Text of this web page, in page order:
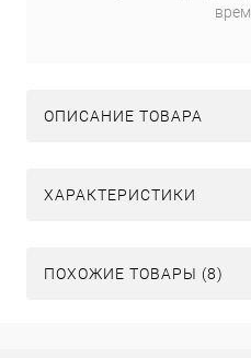
ОПИСАНИЕ ТОВАРА
ХАРАКТЕРИСТИКИ
ПОХОЖИЕ ТОВАРЫ (8)